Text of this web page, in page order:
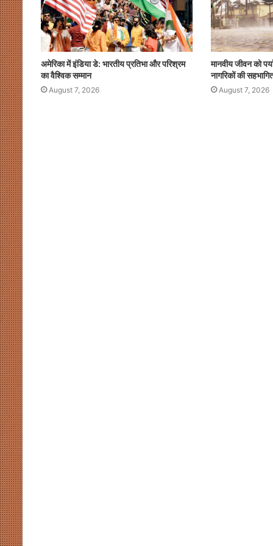
अमेरिका में इंडिया डे: भारतीय प्रतिभा और परिश्रम
का वैश्विक सम्मान
August 7, 2026
मानवीय जीवन को
नागरिकों की
August 7, 2026
में होगा प्रथम
का भव्य आयोजन